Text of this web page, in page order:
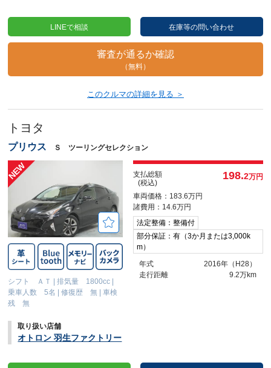
LINEで相談 在庫等の問い合わせ
審査が通るか確認
（無料）
このクルマの詳細を見る ＞
トヨタ
プリウス Ｓ ツーリングセレクション
シフト ＡＴ |排気量 1800cc
乗車人数 5名
|修復歴 無 |車検
残 無
支払総額
(税込)
198.2万円
車両価格：183.6万円
諸費用：14.6万円
法定整備：整備付
部分保証：有（3か月または3,000k
m）
年式
2016年（H28）
走行距離
9.2万km
取り扱い店舗
オトロン 羽生ファクトリー